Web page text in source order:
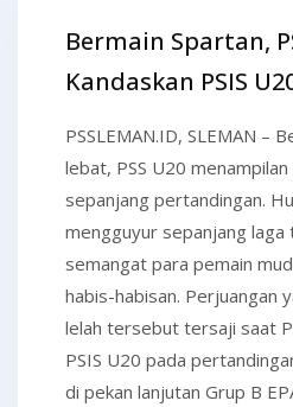
Bermain Spartan,
Kandaskan PSIS
PSSLEMAN.ID, SLEMAN –
lebat, PSS U20
sepanjang pertandingan.
mengguyur sepanjang laga
semangat para pemain
habis-habisan. Perjuangan
lelah tersebut tersaji saat
PSIS U20 pada
di pekan lanjutan Grup B